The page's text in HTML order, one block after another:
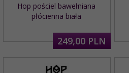
Hop pościel bawełniana
płócienna biała
249,00 PLN